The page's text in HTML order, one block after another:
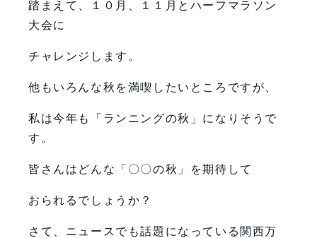
踏まえて、１０月、１１月とハーフマラソン
大会に
チャレンジします。
他もいろんな秋を満喫したいところですが、
私は今年も「ランニングの秋」になりそうで
す。
皆さんはどんな「〇〇の秋」を期待して
おられるでしょうか？
さて、ニュースでも話題になっている関西万